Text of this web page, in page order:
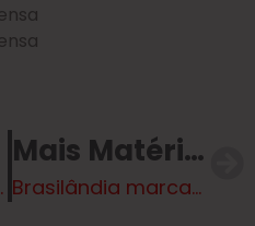
de Educação
Mais Matérias
Brasilândia marca presença no Encontro de Acolhimento da UNDIME para Gestão 2025